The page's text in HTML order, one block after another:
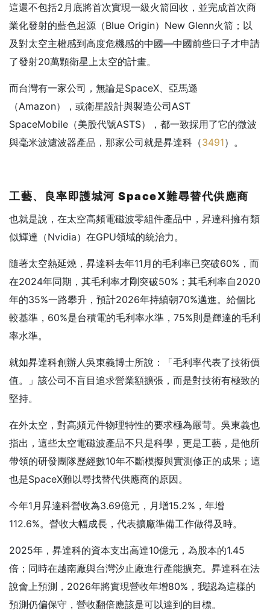
這還不包括2月底將首次實現一級火箭回收，並完成首次商
業化發射的藍色起源（Blue Origin）New Glenn火箭；以
及對太空主權感到高度危機感的中國—中國前些日子才申請
了發射20萬顆衛星上太空的計畫。
而台灣有一家公司，無論是SpaceX、亞馬遜
（Amazon），或衛星設計與製造公司AST
SpaceMobile（美股代號ASTS），都一致採用了它的微波
與毫米波濾波器產品，那家公司就是昇達科（3491）。
工藝、良率即護城河 SpaceX難尋替代供應商
也就是說，在太空高頻電磁波零組件產品中，昇達科擁有類
似輝達（Nvidia）在GPU領域的統治力。
隨著太空熱延燒，昇達科去年11月的毛利率已突破60%，而
在2024年同期，其毛利率才剛突破50%；其毛利率自2020
年的35%一路攀升，預計2026年持續朝70%邁進。給個比
較基準，60%是台積電的毛利率水準，75%則是輝達的毛利
率水準。
就如昇達科創辦人吳東義博士所說：「毛利率代表了技術價
值。」該公司不盲目追求營業額擴張，而是對技術有極致的
堅持。
在外太空，對高頻元件物理特性的要求極為嚴苛。吳東義也
指出，這些太空電磁波產品不只是科學，更是工藝，是他所
帶領的研發團隊歷經數10年不斷模擬與實測修正的成果；這
也是SpaceX難以尋找替代供應商的原因。
今年1月昇達科營收為3.69億元，月增15.2%，年增
112.6%。營收大幅成長，代表擴廠準備工作做得及時。
2025年，昇達科的資本支出高達10億元，為股本的1.45
倍；同時在越南廠與台灣汐止廠進行產能擴充。昇達科在法
說會上預測，2026年將實現營收年增80%，我認為這樣的
預測仍偏保守，營收翻倍應該是可以達到的目標。